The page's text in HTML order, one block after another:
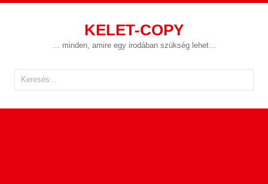
KELET-COPY
… minden, amire egy irodában szükség lehet…